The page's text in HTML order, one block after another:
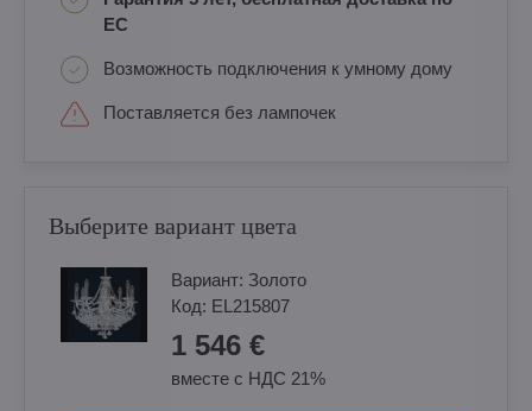
ЕС
Возможность подключения к умному дому
Поставляется без лампочек
Выберите вариант цвета
Вариант: Золотo
Код: EL215807
1 546 €
вместе с НДС 21%